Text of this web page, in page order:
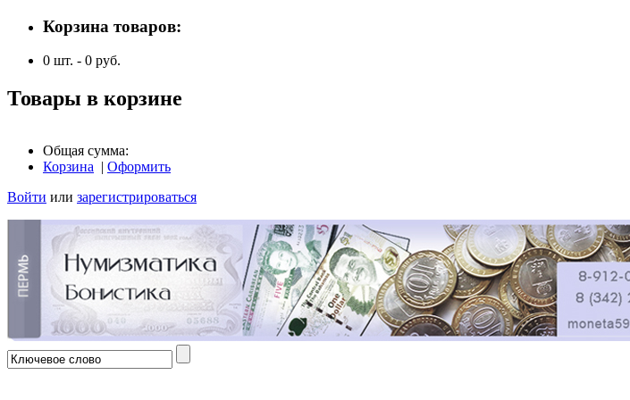
Корзина товаров:
0 шт. - 0 руб.
Товары в корзине
Общая сумма:
Корзина | Оформить
Войти или зарегистрироваться